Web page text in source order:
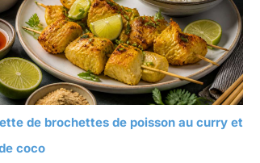
de brochettes de poisson au curry et
coco